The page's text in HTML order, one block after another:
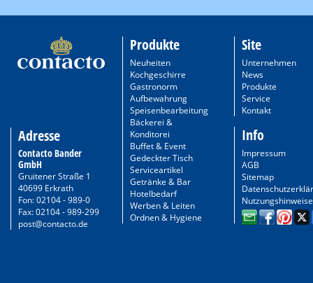
Adresse
Contacto Bander
GmbH
Gruitener Straße 1
40699 Erkrath
Fon: 02104 - 989-0
Fax: 02104 - 989-299
post@contacto.de
Produkte
Neuheiten
Kochgeschirre
Gastronorm
Aufbewahrung
Speisenbearbeitung
Bäckerei &
Konditorei
Buffet & Event
Gedeckter Tisch
Serviceartikel
Getränke & Bar
Hotelbedarf
Werben & Leiten
Ordnen & Hygiene
Site
Unternehmen
News
Produkte
Service
Kontakt
Info
Impressum
AGB
Sitemap
Nutzungshinweise